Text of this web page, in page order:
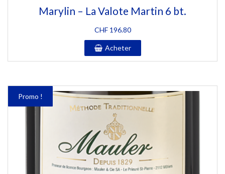
Marylin – La Valote Martin 6 bt.
CHF196.80
Acheter
Promo !